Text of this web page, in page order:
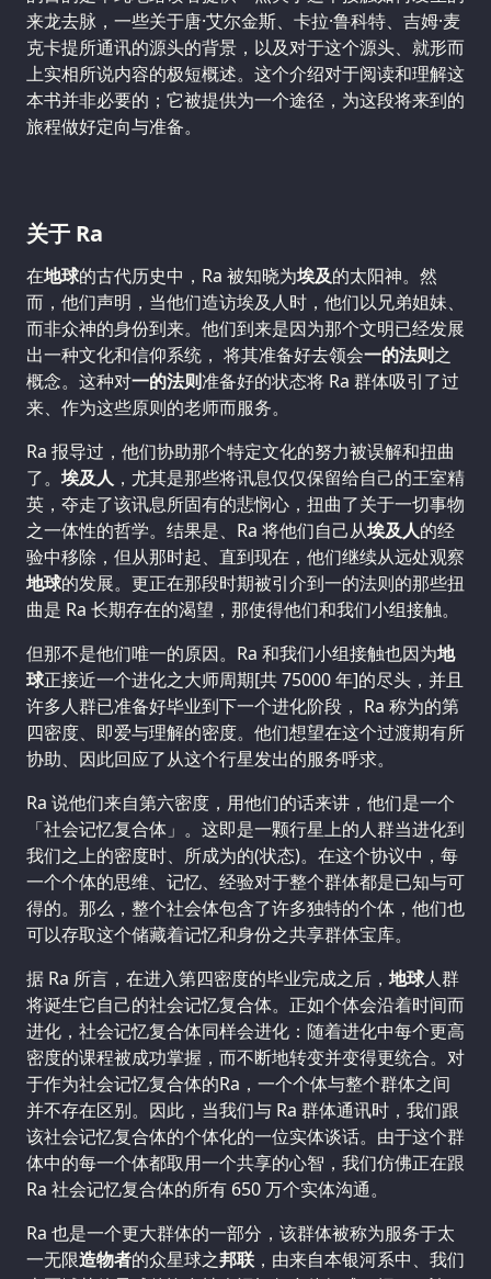
来龙去脉，一些关于唐·艾尔金斯、卡拉·鲁科特、吉姆·麦
克卡提所通讯的源头的背景，以及对于这个源头、就形而
上实相所说内容的极短概述。这个介绍对于阅读和理解这
本书并非必要的；它被提供为一个途径，为这段将来到的
旅程做好定向与准备。
关于 Ra
在地球的古代历史中，Ra 被知晓为埃及的太阳神。然
而，他们声明，当他们造访埃及人时，他们以兄弟姐妹、
而非众神的身份到来。他们到来是因为那个文明已经发展
出一种文化和信仰系统， 将其准备好去领会一的法则之
概念。这种对一的法则准备好的状态将 Ra 群体吸引了过
来、作为这些原则的老师而服务。
Ra 报导过，他们协助那个特定文化的努力被误解和扭曲
了。 埃及人 ，尤其是那些将讯息仅仅保留给自己的王室精
英，夺走了该讯息所固有的悲悯心，扭曲了关于一切事物
之一体性的哲学。结果是、Ra 将他们自己从埃及人的经
验中移除，但从那时起、直到现在，他们继续从远处观察
地球的发展。更正在那段时期被引介到一的法则的那些扭
曲是 Ra 长期存在的渴望，那使得他们和我们小组接触。
但那不是他们唯一的原因。Ra 和我们小组接触也因为地
球正接近一个进化之大师周期[共 75000 年]的尽头，并且
许多人群已准备好毕业到下一个进化阶段， Ra 称为的第
四密度、即爱与理解的密度。他们想望在这个过渡期有所
协助、因此回应了从这个行星发出的服务呼求。
Ra 说他们来自第六密度，用他们的话来讲，他们是一个
「社会记忆复合体」。这即是一颗行星上的人群当进化到
我们之上的密度时、所成为的(状态)。在这个协议中，每
一个个体的思维、记忆、经验对于整个群体都是已知与可
得的。那么，整个社会体包含了许多独特的个体，他们也
可以存取这个储藏着记忆和身份之共享群体宝库。
据 Ra 所言，在进入第四密度的毕业完成之后， 地球人群
将诞生它自己的社会记忆复合体。正如个体会沿着时间而
进化，社会记忆复合体同样会进化：随着进化中每个更高
密度的课程被成功掌握，而不断地转变并变得更统合。对
于作为社会记忆复合体的Ra，一个个体与整个群体之间
并不存在区别。因此，当我们与 Ra 群体通讯时，我们跟
该社会记忆复合体的个体化的一位实体谈话。由于这个群
体中的每一个体都取用一个共享的心智，我们仿佛正在跟
Ra 社会记忆复合体的所有 650 万个实体沟通。
Ra 也是一个更大群体的一部分，该群体被称为服务于太
一无限造物者的众星球之邦联 ，由来自本银河系中、我们